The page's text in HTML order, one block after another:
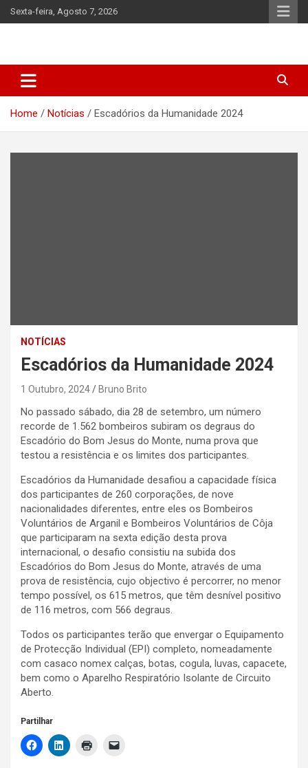
Skip
to
Sexta-feira, Agosto 7, 2026
Home Notícias Escadórios da Humanidade 2024
NOTÍCIAS
Escadórios da Humanidade 2024
1 Outubro, 2024 Bruno Brito
No passado sábado, dia 28 de setembro, um número
recorde de 1.562 bombeiros subiram os degraus do
Escadório do Bom Jesus do Monte, numa prova que
testou a resistência e os limites dos participantes.
Escadórios da Humanidade desafiou a capacidade física
dos participantes de 260 corporações, de nove
nacionalidades diferentes, entre eles os Bombeiros
Voluntários de Arganil e Bombeiros Voluntários de Côja
que participaram na sexta edição desta prova
internacional, o desafio consistiu na subida dos
Escadórios do Bom Jesus do Monte, através de uma
prova de resistência, cujo objectivo é percorrer, no menor
tempo possível, os 615 metros, que têm desnível positivo
de 116 metros, com 566 degraus.
Todos os participantes terão que envergar o Equipamento
de Protecção Individual (EPI) completo, nomeadamente
com casaco nomex calças, botas, cogula, luvas, capacete,
bem como o Aparelho Respiratório Isolante de Circuito
Aberto.
Partilhar